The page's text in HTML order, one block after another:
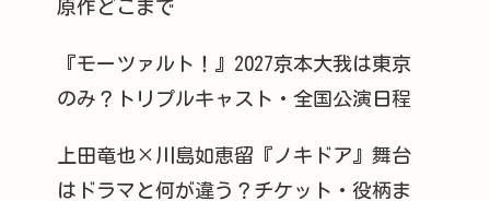
原作どこまで
『モーツァルト！』2027京本大我は東京
のみ？トリプルキャスト・全国公演日程
上田竜也×川島如恵留『ノキドア』舞台
はドラマと何が違う？チケット・役柄ま